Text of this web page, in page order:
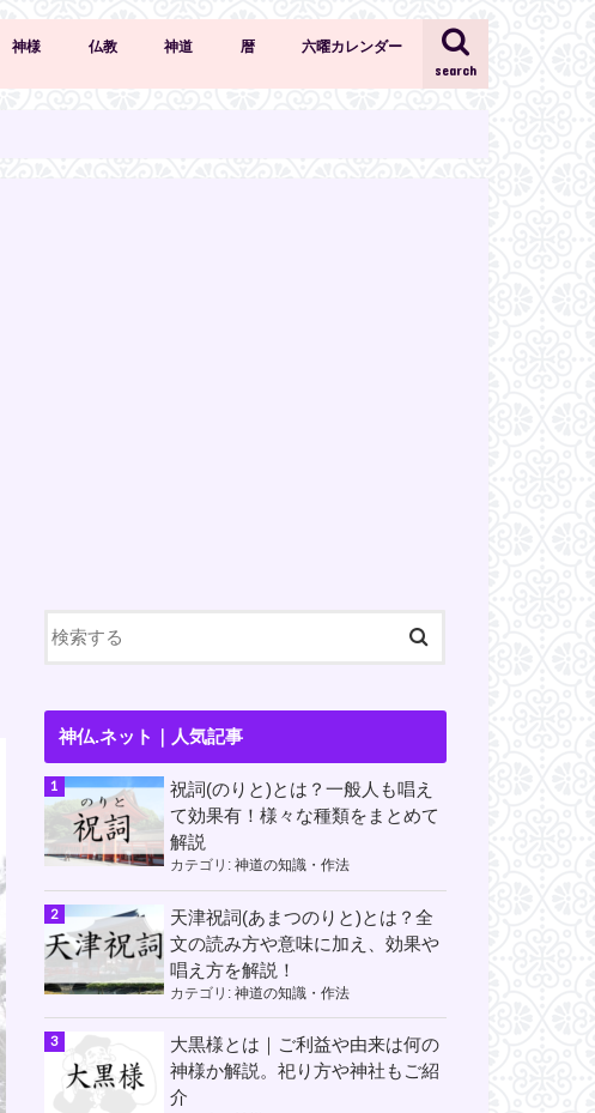
search
神様 仏教 神道 暦 六曜カレンダー
神仏.ネット｜人気記事
祝詞(のりと)とは？一般人も唱え
て効果有！様々な種類をまとめて
解説
カテゴリ: 神道の知識・作法
天津祝詞(あまつのりと)とは？全
文の読み方や意味に加え、効果や
唱え方を解説！
カテゴリ: 神道の知識・作法
大黒様とは｜ご利益や由来は何の
神様か解説。祀り方や神社もご紹
介